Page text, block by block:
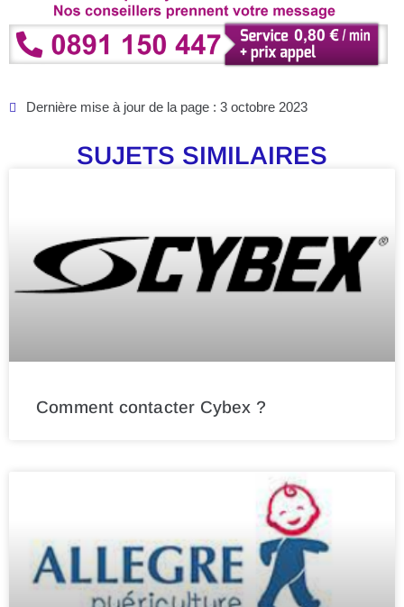
Dernière mise à jour de la page : 3 octobre 2023
SUJETS SIMILAIRES
Comment contacter Cybex ?